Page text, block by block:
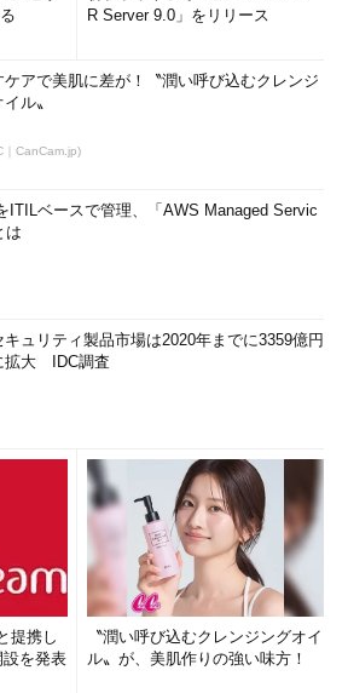
R Server 9.0」をリリース
ケアで美肌に差が！〝潤い呼び込むクレンジ
ル〟
｜CanCam.jp)
ITILベースで管理、「AWS Managed Servic
は
キュリティ製品市場は2020年までに3359億円
拡大 IDC調査
提携し
を発表
〝潤い呼び込むクレンジングオイ
ル〟が、美肌作りの強い味方！